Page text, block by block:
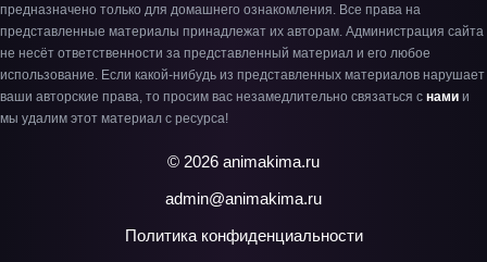
предназначено только для домашнего ознакомления. Все права на
представленные материалы принадлежат их авторам. Администрация сайта
не несёт ответственности за представленный материал и его любое
использование. Если какой-нибудь из представленных материалов нарушает
ваши авторские права, то просим вас незамедлительно связаться с нами и
мы удалим этот материал с ресурса!
© 2026 animakima.ru
admin@animakima.ru
Политика конфиденциальности